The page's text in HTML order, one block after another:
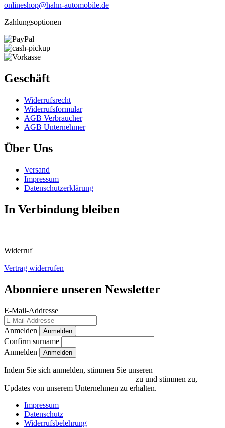
onlineshop@hahn-automobile.de
Zahlungsoptionen
Geschäft
Widerrufs­recht
Widerrufs­formular
AGB Verbraucher
AGB Unternehmer
Über Uns
Versand
Impressum
Daten­schutz­erklärung
In Verbindung bleiben
Widerruf
Vertrag widerrufen
Abonniere unseren Newsletter
E-Mail-Addresse
Anmelden Anmelden
Confirm surname
Anmelden
Indem Sie sich anmelden, stimmen Sie unseren
zu und stimmen zu,
Updates von unserem Unternehmen zu erhalten.
Impressum
Datenschutz
Widerrufsbelehrung